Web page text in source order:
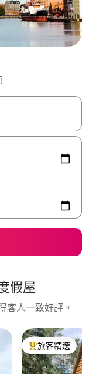
，或輕點、滑動裝置。
假屋
客人一致好評。
旅客精選榜首
旅客精選